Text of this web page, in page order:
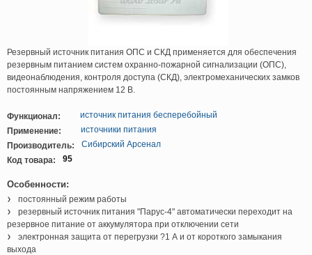
Резервный источник питания ОПС и СКД применяется для обеспечения
резервным питанием систем охранно-пожарной сигнализации (ОПС),
видеонаблюдения, контроля доступа (СКД), электромеханических замков
постоянным напряжением 12 В.
Функционал:
источник питания бесперебойный
Применение:
источники питания
Производитель:
Сибирский Арсенал
Код товара:
95
Особенности:
постоянный режим работы
резервный источник питания "Парус-4" автоматически переходит на
резервное питание от аккумулятора при отключении сети
электронная защита от перегрузки ?1 А и от короткого замыкания
выхода